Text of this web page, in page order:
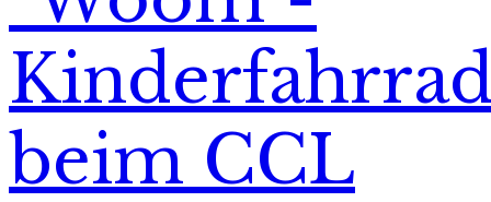
beim CCL